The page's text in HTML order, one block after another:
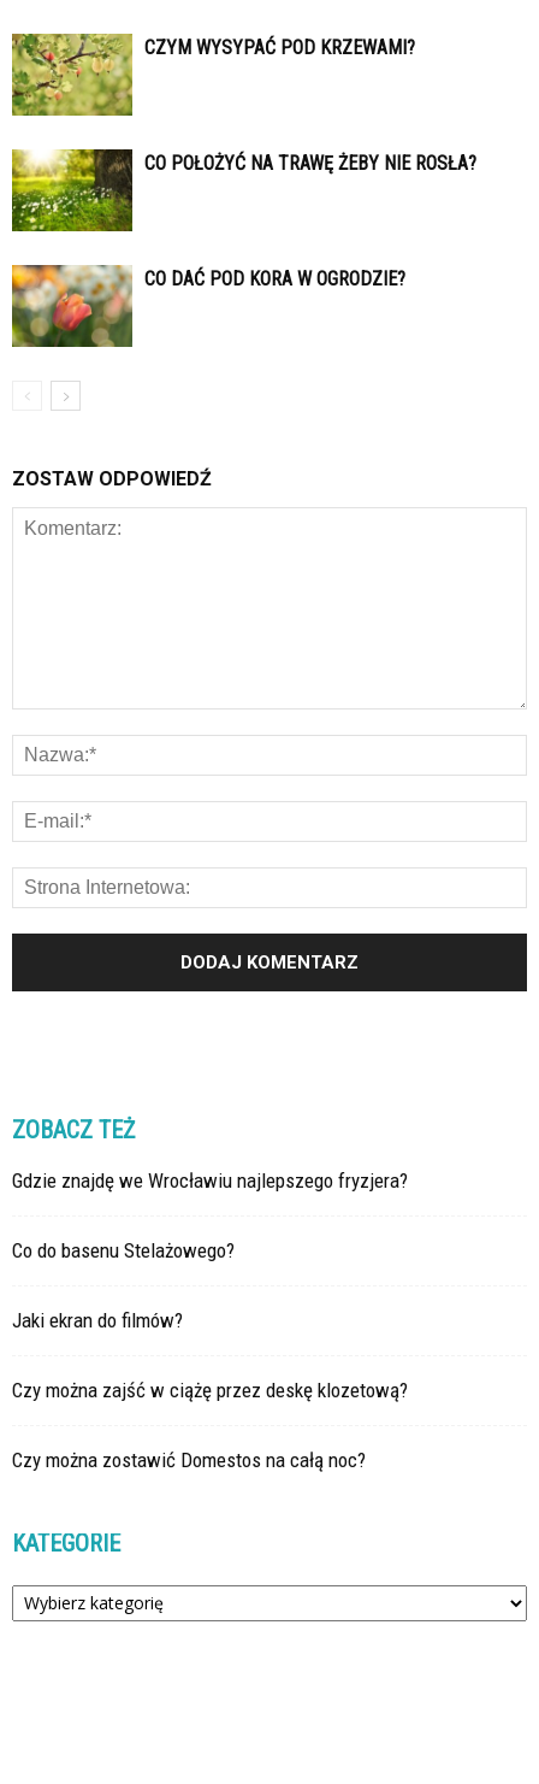
CZYM WYSYPAĆ POD KRZEWAMI?
CO POŁOŻYĆ NA TRAWĘ ŻEBY NIE ROSŁA?
CO DAĆ POD KORA W OGRODZIE?
ZOSTAW ODPOWIEDŹ
ZOBACZ TEŻ
Gdzie znajdę we Wrocławiu najlepszego fryzjera?
Co do basenu Stelażowego?
Jaki ekran do filmów?
Czy można zajść w ciążę przez deskę klozetową?
Czy można zostawić Domestos na całą noc?
KATEGORIE
Kategorie